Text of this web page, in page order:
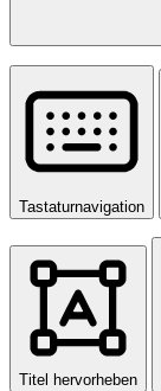
Tastaturnavigation
Titel hervorheben